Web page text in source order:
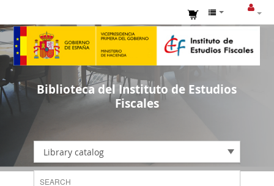
Biblioteca del Instituto de Estudios
Fiscales
Library catalog